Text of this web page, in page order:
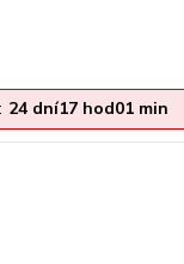
24 dní17hod01min